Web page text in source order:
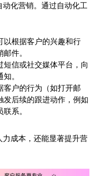
化营销。通过自动化工
以根据客户的兴趣和行
件。
短信或社交媒体平台，向
。
客户的行为（如打开邮
发后续的跟进动作，例如
系。
成本，还能显著提升营